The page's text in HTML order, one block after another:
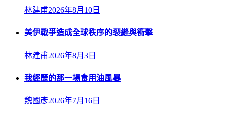
林建甫2026年8月10日
美伊戰爭造成全球秩序的裂縫與衝擊
林建甫2026年8月3日
我經歷的那一場食用油風暴
魏國彥2026年7月16日